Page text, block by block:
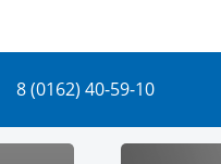
8 (0162) 40-59-10